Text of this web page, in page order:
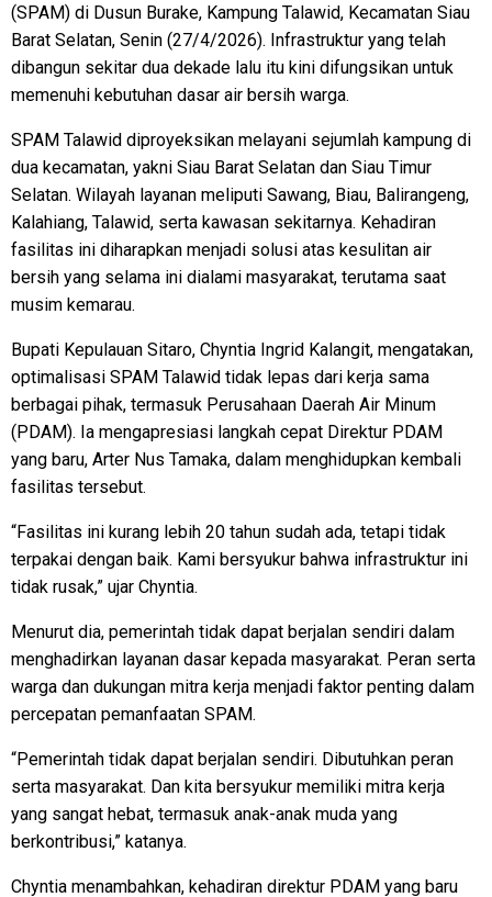
(SPAM) di Dusun Burake, Kampung Talawid, Kecamatan Siau
Barat Selatan, Senin (27/4/2026). Infrastruktur yang telah
dibangun sekitar dua dekade lalu itu kini difungsikan untuk
memenuhi kebutuhan dasar air bersih warga.
SPAM Talawid diproyeksikan melayani sejumlah kampung di
dua kecamatan, yakni Siau Barat Selatan dan Siau Timur
Selatan. Wilayah layanan meliputi Sawang, Biau, Balirangeng,
Kalahiang, Talawid, serta kawasan sekitarnya. Kehadiran
fasilitas ini diharapkan menjadi solusi atas kesulitan air
bersih yang selama ini dialami masyarakat, terutama saat
musim kemarau.
Bupati Kepulauan Sitaro, Chyntia Ingrid Kalangit, mengatakan,
optimalisasi SPAM Talawid tidak lepas dari kerja sama
berbagai pihak, termasuk Perusahaan Daerah Air Minum
(PDAM). Ia mengapresiasi langkah cepat Direktur PDAM
yang baru, Arter Nus Tamaka, dalam menghidupkan kembali
fasilitas tersebut.
“Fasilitas ini kurang lebih 20 tahun sudah ada, tetapi tidak
terpakai dengan baik. Kami bersyukur bahwa infrastruktur ini
tidak rusak,” ujar Chyntia.
Menurut dia, pemerintah tidak dapat berjalan sendiri dalam
menghadirkan layanan dasar kepada masyarakat. Peran serta
warga dan dukungan mitra kerja menjadi faktor penting dalam
percepatan pemanfaatan SPAM.
“Pemerintah tidak dapat berjalan sendiri. Dibutuhkan peran
serta masyarakat. Dan kita bersyukur memiliki mitra kerja
yang sangat hebat, termasuk anak-anak muda yang
berkontribusi,” katanya.
Chyntia menambahkan, kehadiran direktur PDAM yang baru